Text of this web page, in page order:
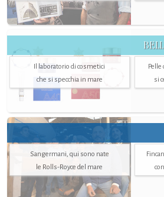
Il laboratorio di cosmetici
che si specchia in mare
Pelle
si
Sangermani, qui sono nate
le Rolls-Royce del mare